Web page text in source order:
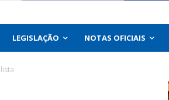
LEGISLAÇÃO NOTAS OFICIAIS